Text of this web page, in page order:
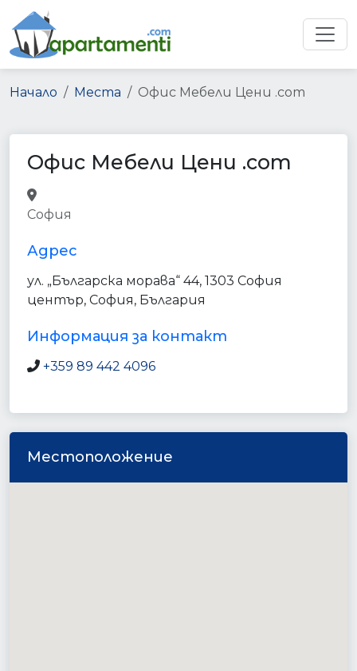
Начало Места Офис Мебели Цени .com
Офис Мебели Цени .com
София
Адрес
ул. „Българска морава“ 44, 1303 София
център, София, България
Информация за контакт
+359 89 442 4096
Местоположение